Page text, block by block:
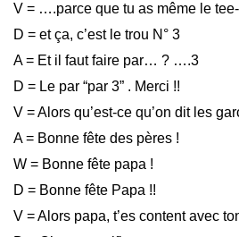
V = ….parce que tu as même le
D = et ça, c’est le trou N° 3
A = Et il faut faire par… ? ….3
D = Le par “par 3” . Merci !!
V = Alors qu’est-ce qu’on dit les
A = Bonne fête des pères !
W = Bonne fête papa !
D = Bonne fête Papa !!
V = Alors papa, t’es content avec